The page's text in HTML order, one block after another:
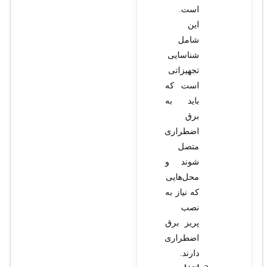
است.
این
شامل
شناسایی
تجهیزاتی
است که
باید به
برق
اضطراری
متصل
شوند و
محل‌هایی
که نیاز به
نصب
پریز برق
اضطراری
دارند.